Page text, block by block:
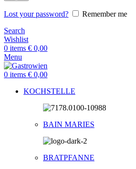
Lost your password?
Remember me
Search
Wishlist
0 items € 0,00
Menu
0 items € 0,00
KOCHSTELLE
BAIN MARIES
BRATPFANNE